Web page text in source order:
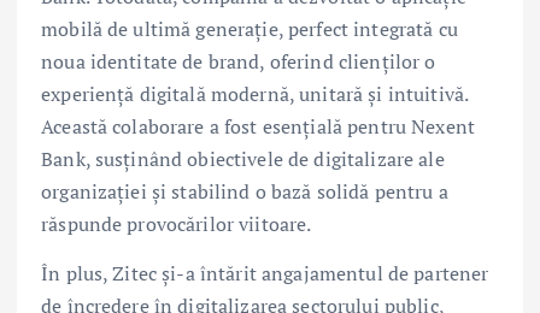
mobilă de ultimă generație, perfect integrată cu
noua identitate de brand, oferind clienților o
experiență digitală modernă, unitară și intuitivă.
Această colaborare a fost esențială pentru Nexent
Bank, susținând obiectivele de digitalizare ale
organizației și stabilind o bază solidă pentru a
răspunde provocărilor viitoare.
În plus, Zitec și-a întărit angajamentul de partener
de încredere în digitalizarea sectorului public,